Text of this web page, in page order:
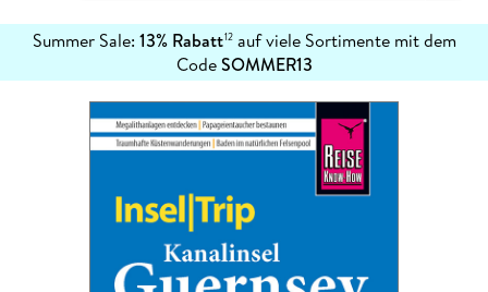
Summer Sale: 13% Rabatt12auf viele Sortimente mit dem
CodeSOMMER13
erfahren